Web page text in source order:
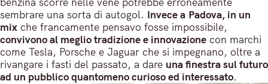
sembrare una sorta di autogol. Invece a Padova, in un
mix che francamente pensavo fosse impossibile,
convivono al meglio tradizione e innovazione con marchi
come Tesla, Porsche e Jaguar che si impegnano, oltre a
rivangare i fasti del passato, a dare una finestra sul futuro
ad un pubblico quantomeno curioso ed interessato.